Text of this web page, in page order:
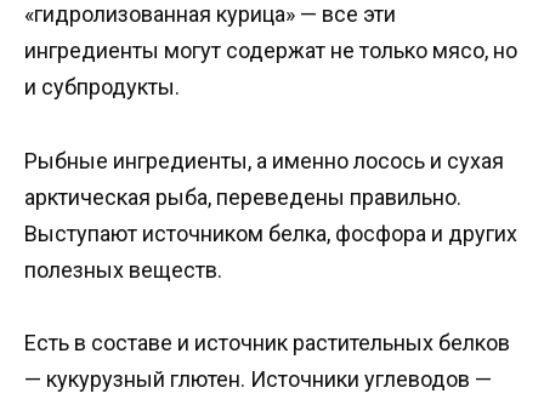
«гидролизованная курица» — все эти
ингредиенты могут содержат не только мясо, но
и субпродукты.
Рыбные ингредиенты, а именно лосось и сухая
арктическая рыба, переведены правильно.
Выступают источником белка, фосфора и других
полезных веществ.
Есть в составе и источник растительных белков
— кукурузный глютен. Источники углеводов —